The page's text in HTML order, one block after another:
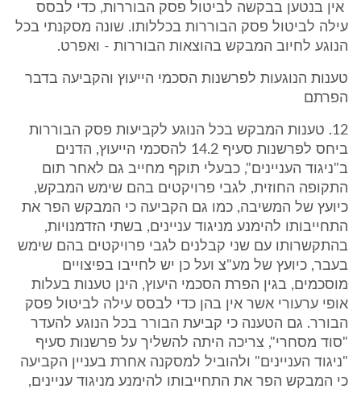
אין בנטען בבקשה לביטול פסק הבוררות, כדי לבסס
עילה לביטול פסק הבוררות בכללותו. שונה מסקנתי בכל
הנוגע לחיוב המבקש בהוצאות הבוררות - ואפרט.
טענות הנוגעות לפרשנות הסכמי הייעוץ והקביעה בדבר
הפרתם
12. טענות המבקש בכל הנוגע לקביעות פסק הבוררות
ביחס לפרשנות סעיף 14.2 להסכמי הייעוץ, הדנים
ב"ניגוד העניינים", כבעלי תוקף מחייב גם לאחר תום
התקופה החוזית, לגבי פרויקטים בהם שימש המבקש,
כיועץ של המשיבה, כמו גם הקביעה כי המבקש הפר את
התחייבותו להימנע מניגוד עניינים, בשתי הזדמנויות,
בהתקשרותו עם שני קבלנים לגבי פרויקטים בהם שימש
בעבר, כיועץ של מע"צ ועל כן יש לחייבו בפיצויים
מוסכמים, בגין הפרת הסכמי היעוץ, הינן טענות בעלות
אופי ערעורי אשר אין בהן כדי לבסס עילה לביטול פסק
הבורר. גם הטענה כי קביעת הבורר בכל הנוגע להעדר
"סוד מסחרי", צריכה היתה להשליך על פרשנות סעיף
"ניגוד העניינים" ולהוביל למסקנה אחרת בעניין הקביעה
כי המבקש הפר את התחייבותו להימנע מניגוד עניינים,